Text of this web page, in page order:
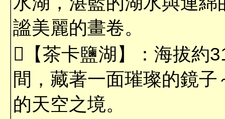
謐美麗的畫卷。
【茶卡鹽湖】：海拔約
間，藏著一面璀璨的鏡
的天空之境。